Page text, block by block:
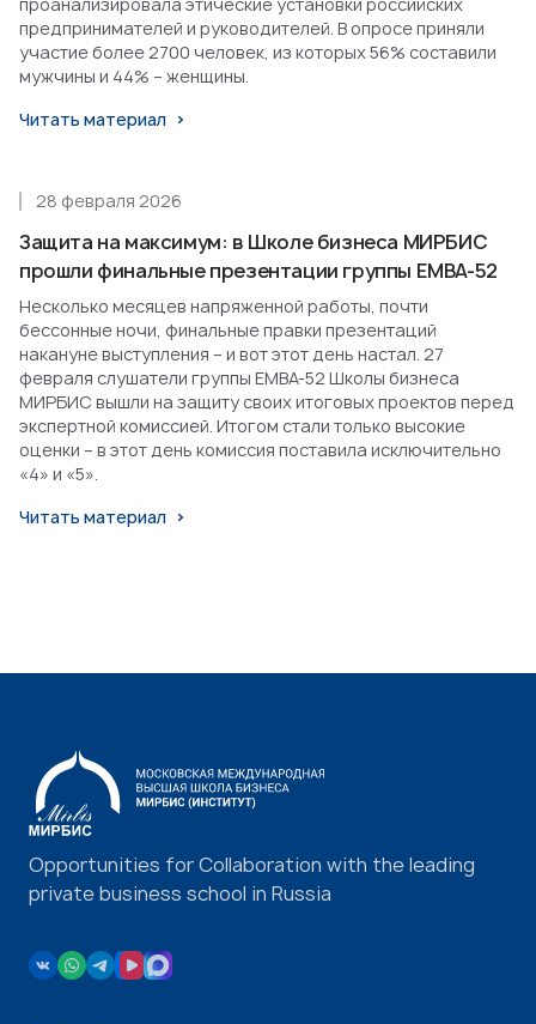
предпринимателей и руководителей. В опросе приняли
участие более 2700 человек, из которых 56% составили
мужчины и 44% – женщины.
Читать материал
Защита на максимум: в Школе бизнеса МИРБИС
прошли финальные презентации группы EMBA-52
28 февраля 2026
Несколько месяцев напряженной работы, почти
бессонные ночи, финальные правки презентаций
накануне выступления – и вот этот день настал. 27
февраля слушатели группы EMBA-52 Школы бизнеса
МИРБИС вышли на защиту своих итоговых проектов перед
экспертной комиссией. Итогом стали только высокие
оценки – в этот день комиссия поставила исключительно
«4» и «5».
Читать материал
Opportunities for Collaboration with the leading
private business school in Russia